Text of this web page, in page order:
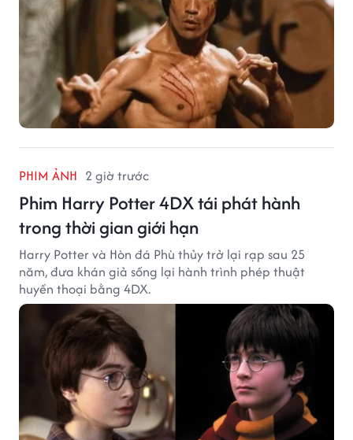
PHIM ẢNH 2 giờ trước
Phim Harry Potter 4DX tái phát hành
trong thời gian giới hạn
Harry Potter và Hòn đá Phù thủy trở lại rạp sau 25
năm, đưa khán giả sống lại hành trình phép thuật
huyền thoại bằng 4DX.